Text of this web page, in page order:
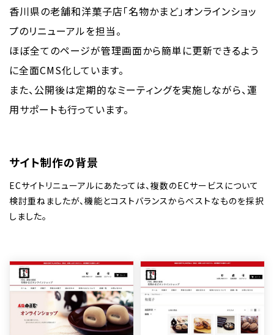
香川県の老舗和洋菓子店「名物かまど」オンラインショッ
プのリニューアルを担当。
ほぼ全てのページが管理画面から簡単に更新できるよう
に全面CMS化しています。
また、公開後は定期的なミーティングを実施しながら、運
用サポートも行っています。
サイト制作の背景
ECサイトリニューアルにあたっては、複数のECサービスについて
検討重ねましたが、機能とコストバランスからベストなものを採択
しました。